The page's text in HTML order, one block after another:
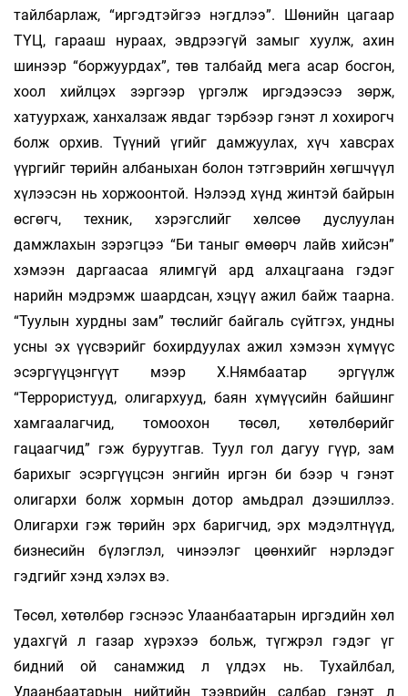
тайлбарлаж, “иргэдтэйгээ нэгдлээ”. Шөнийн цагаар
ТҮЦ, гарааш нураах, эвдрээгүй замыг хуулж, ахин
шинээр “боржуурдах”, төв талбайд мега асар босгон,
хоол хийлцэх зэргээр үргэлж иргэдээсээ зөрж,
хатуурхаж, ханхалзаж явдаг тэрбээр гэнэт л хохирогч
болж орхив. Түүний үгийг дамжуулах, хүч хавсрах
үүргийг төрийн албаныхан болон тэтгэврийн хөгшчүүл
хүлээсэн нь хоржоонтой. Нэлээд хүнд жинтэй байрын
өсгөгч, техник, хэрэгслийг хөлсөө дуслуулан
дамжлахын зэрэгцээ “Би таныг өмөөрч лайв хийсэн”
хэмээн даргаасаа ялимгүй ард алхацгаана гэдэг
нарийн мэдрэмж шаардсан, хэцүү ажил байж таарна.
“Туулын хурдны зам” төслийг байгаль сүйтгэх, ундны
усны эх үүсвэрийг бохирдуулах ажил хэмээн хү­мүүс
эсэргүүцэнгүүт мээр Х.Нямбаатар эргүүлж
“Террористууд, олигархууд, баян хүмүүсийн байшинг
хамгаалагчид, томоохон төсөл, хөтөлбөрийг
гацаагчид” гэж буруутгав. Туул гол дагуу гүүр, зам
барихыг эсэргүүцсэн энгийн иргэн би бээр ч гэнэт
олигархи болж хормын дотор амьдрал дээшиллээ.
Олигархи гэж төрийн эрх баригчид, эрх мэдэлтнүүд,
бизнесийн бүлэглэл, чинээлэг цөөнхийг нэрлэдэг
гэдгийг хэнд хэлэх вэ.
Төсөл, хөтөлбөр гэснээс Улаанбаатарын ир­гэдийн хөл
удахгүй л газар хүрэхээ больж, түгжрэл гэдэг үг
бидний ой санамжид л үлдэх нь. Тухайлбал,
Улаанбаатарын нийтийн тээврийн салбар гэнэт л